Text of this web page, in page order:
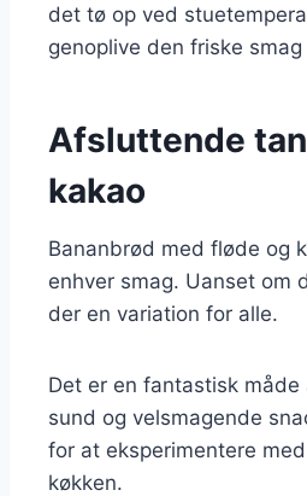
det tø op ved
genoplive den friske
Afsluttende
kakao
Bananbrød med fløde og
enhver smag. Uanset om
der en variation for alle.
Det er en fantastisk
sund og velsmagende
for at eksperimentere
køkken.